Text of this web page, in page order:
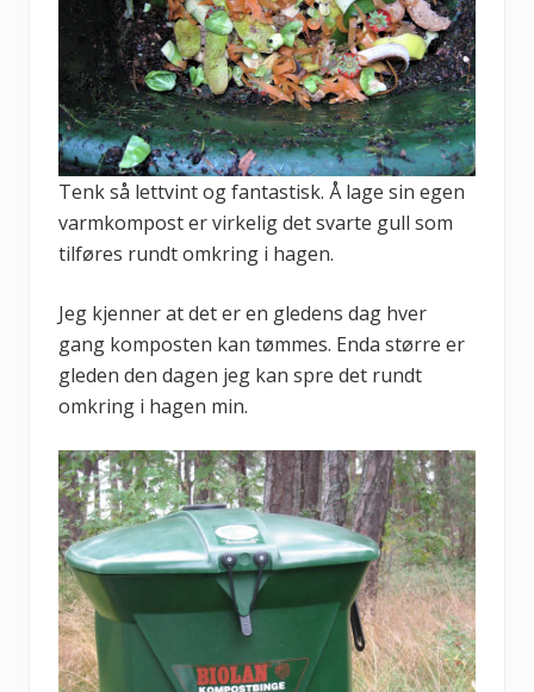
Tenk så lettvint og fantastisk. Å lage sin egen
varmkompost er virkelig det svarte gull som
tilføres rundt omkring i hagen.
Jeg kjenner at det er en gledens dag hver
gang komposten kan tømmes. Enda større er
gleden den dagen jeg kan spre det rundt
omkring i hagen min.